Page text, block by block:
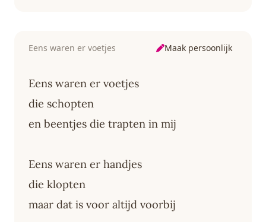
Eens waren er voetjes Maak persoonlijk
Eens waren er voetjes
die schopten
en beentjes die trapten in mij
Eens waren er handjes
die klopten
maar dat is voor altijd voorbij